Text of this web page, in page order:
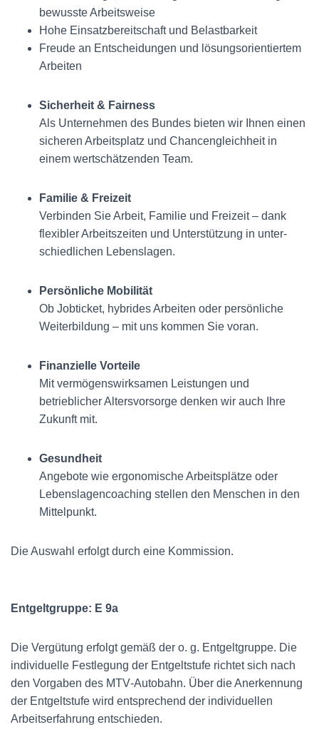
bewusste Arbeitsweise
Hohe Einsatz­bereitschaft und Belastbarkeit
Freude an Entscheidungen und lösungs­orientiertem
Arbeiten
Sicherheit & Fairness
Als Unternehmen des Bundes bieten wir Ihnen einen
sicheren Arbeitsplatz und Chancen­gleichheit in
einem wertschätzenden Team.
Familie & Freizeit
Verbinden Sie Arbeit, Familie und Freizeit – dank
flexibler Arbeits­zeiten und Unterstützung in unter­
schiedlichen Lebens­lagen.
Persönliche Mobilität
Ob Jobticket, hybrides Arbeiten oder persönliche
Weiterbildung – mit uns kommen Sie voran.
Finanzielle Vorteile
Mit vermögens­wirksamen Leistungen und
betrieblicher Alters­vorsorge denken wir auch Ihre
Zukunft mit.
Gesundheit
Angebote wie ergonomische Arbeitsplätze oder
Lebens­lagencoaching stellen den Menschen in den
Mittelpunkt.
Die Auswahl erfolgt durch eine Kommission.
Entgelt­gruppe: E 9a
Die Vergütung erfolgt gemäß der o. g. Entgelt­gruppe. Die
individuelle Festlegung der Entgelt­stufe richtet sich nach
den Vorgaben des MTV‑Autobahn. Über die Anerkennung
der Entgelt­stufe wird entsprechend der individuellen
Arbeits­erfahrung entschieden.